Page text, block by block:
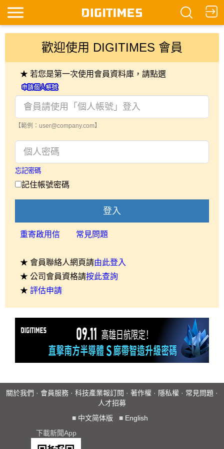
歡迎使用 DIGITIMES 會員
★ 若您是第一次使用會員資料庫，請點選
【範例：user@company.com】
忘記密碼
記住帳號密碼
登入
重寄啟用信 常見問題
★ 會員聯絡人網頁請由此登入
★ 公司會員資格請按此查詢
★ 評估申請
關於我們 · 會員服務 · 科技產業報訂閱 · 著作權 · 隱私權 · 常見問題 ·
人才招募
■ 中文简体版 ■ English
下載新聞App